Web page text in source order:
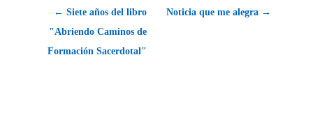
← Siete años del libro
"Abriendo Caminos de
Formación Sacerdotal"
Noticia que me alegra →